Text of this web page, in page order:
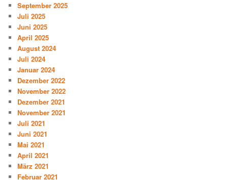
September 2025
Juli 2025
Juni 2025
April 2025
August 2024
Juli 2024
Januar 2024
Dezember 2022
November 2022
Dezember 2021
November 2021
Juli 2021
Juni 2021
Mai 2021
April 2021
März 2021
Februar 2021